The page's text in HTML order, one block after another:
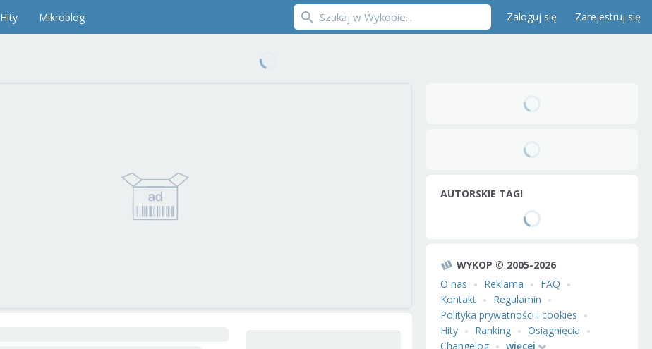
Hity Mikroblog Zaloguj się Zarejestruj się
AUTORSKIE TAGI
WYKOP © 2005-2026
O nas
Reklama
FAQ
Kontakt
Regulamin
Polityka prywatności i cookies
Hity
Ranking
Osiągnięcia
Changelog
więcej